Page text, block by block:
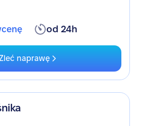
od 24h
naprawę